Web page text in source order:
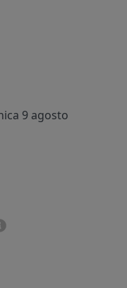
9 agosto